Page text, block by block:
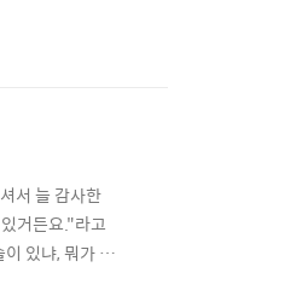
서 늘 감사한
거든요."라고
있냐, 뭐가 있
배의 말이 큰